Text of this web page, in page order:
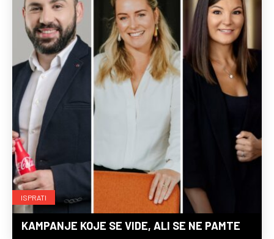
ISPRATI
KAMPANJE KOJE SE VIDE, ALI SE NE PAMTE